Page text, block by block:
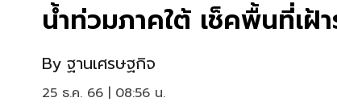
น้ำท่วมภาคใต้ เช็คพื้นที่เ
By ฐานเศรษฐกิจ
25 ธ.ค. 66 | 08:56 น.